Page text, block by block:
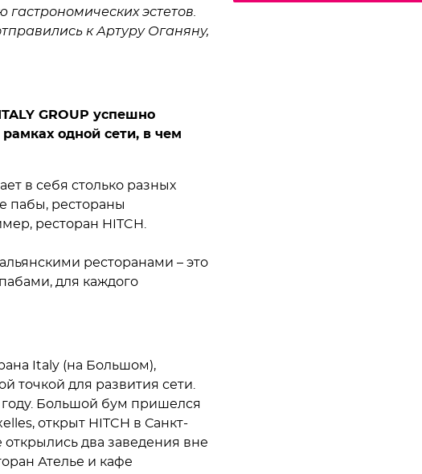
эстетов.
к Артуру Оганяну,
GROUP успешно
одной сети, в чем
в себя столько разных
пабы, рестораны
ресторан HITCH.
ресторанами – это
для каждого
Italy (на Большом),
точкой для развития сети.
году. Большой бум пришелся
открыт HITCH в Санкт-
открылись два заведения вне
Ателье и кафе